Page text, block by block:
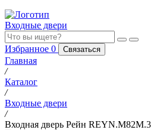
Входные двери
Избранное 0 Связаться
Главная
/
Каталог
/
Входные двери
/
Входная дверь Рейн REYN.M82M.3